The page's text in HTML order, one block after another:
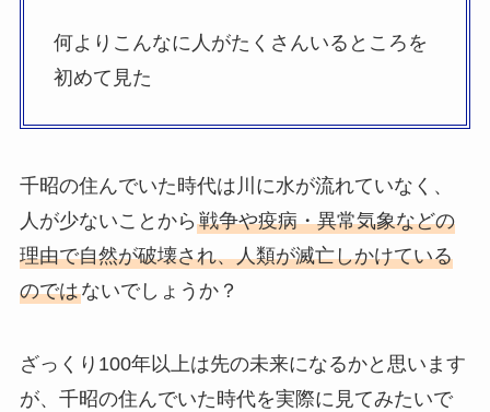
何よりこんなに人がたくさんいるところを
初めて見た
千昭の住んでいた時代は川に水が流れていなく、
人が少ないことから 戦争や疫病・異常気象などの
理由で自然が破壊され、人類が滅亡しかけている
のではないでしょうか？
ざっくり100年以上は先の未来になるかと思います
が、千昭の住んでいた時代を実際に見てみたいで